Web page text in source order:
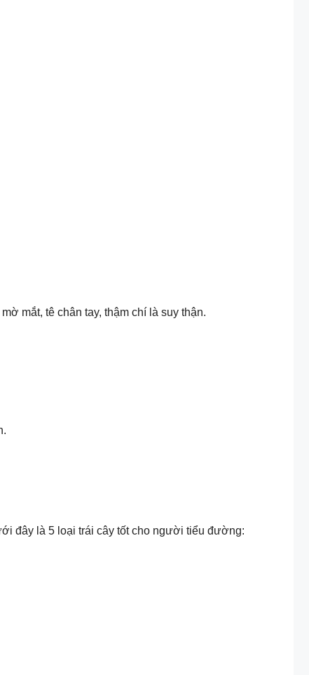
mắt, tê chân tay, thậm chí là suy thận.
đây là 5 loại trái cây tốt cho người tiểu đường: